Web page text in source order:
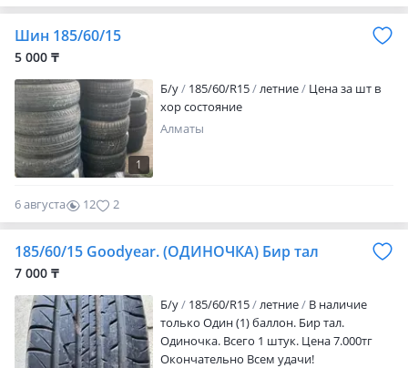
0
Шин 185/60/15
5 000 ₸
1
Б/у 185/60/R15 летние
Цена за шт в
хор состояние
Алматы
6 августа 12 2
185/60/15 Goodyear. (ОДИНОЧКА) Бир тал
7 000 ₸
Б/у 185/60/R15 летние
В наличие
только Один (1) баллон. Бир тал.
Одиночка. Всего 1 штук. Цена 7.000тг
Окончательно Всем удачи!